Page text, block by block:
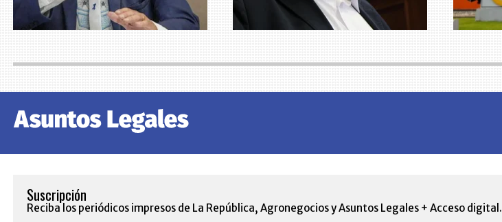
Suscripción
Reciba los periódicos impresos de La República, Agronegocios y Asuntos Legales + Acceso digital.